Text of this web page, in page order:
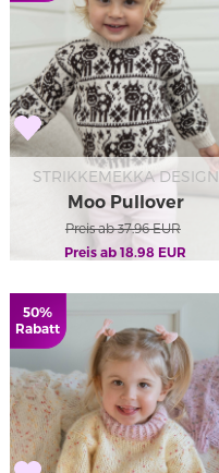
STRIKKEMEKKA DESIGN
Moo Pullover
Preis ab 37.96EUR
Preis ab 18.98 EUR
50%
Rabatt